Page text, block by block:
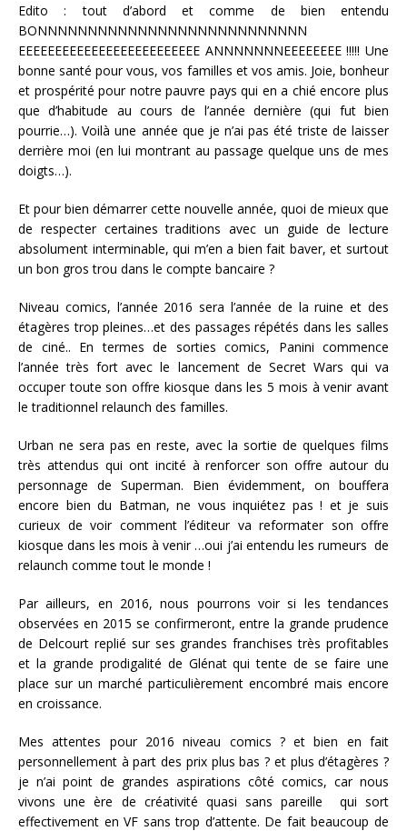
Edito : tout d’abord et comme de bien entendu
BONNNNNNNNNNNNNNNNNNNNNNNNNNN
EEEEEEEEEEEEEEEEEEEEEEEEE ANNNNNNNEEEEEEEE !!!!! Une
bonne santé pour vous, vos familles et vos amis. Joie, bonheur
et prospérité pour notre pauvre pays qui en a chié encore plus
que d’habitude au cours de l’année dernière (qui fut bien
pourrie…). Voilà une année que je n’ai pas été triste de laisser
derrière moi (en lui montrant au passage quelque uns de mes
doigts…).
Et pour bien démarrer cette nouvelle année, quoi de mieux que
de respecter certaines traditions avec un guide de lecture
absolument interminable, qui m’en a bien fait baver, et surtout
un bon gros trou dans le compte bancaire ?
Niveau comics, l’année 2016 sera l’année de la ruine et des
étagères trop pleines…et des passages répétés dans les salles
de ciné.. En termes de sorties comics, Panini commence
l’année très fort avec le lancement de Secret Wars qui va
occuper toute son offre kiosque dans les 5 mois à venir avant
le traditionnel relaunch des familles.
Urban ne sera pas en reste, avec la sortie de quelques films
très attendus qui ont incité à renforcer son offre autour du
personnage de Superman. Bien évidemment, on bouffera
encore bien du Batman, ne vous inquiétez pas ! et je suis
curieux de voir comment l’éditeur va reformater son offre
kiosque dans les mois à venir …oui j’ai entendu les rumeurs de
relaunch comme tout le monde !
Par ailleurs, en 2016, nous pourrons voir si les tendances
observées en 2015 se confirmeront, entre la grande prudence
de Delcourt replié sur ses grandes franchises très profitables
et la grande prodigalité de Glénat qui tente de se faire une
place sur un marché particulièrement encombré mais encore
en croissance.
Mes attentes pour 2016 niveau comics ? et bien en fait
personnellement à part des prix plus bas ? et plus d’étagères ?
je n’ai point de grandes aspirations côté comics, car nous
vivons une ère de créativité quasi sans pareille qui sort
effectivement en VF sans trop d’attente. De fait beaucoup de